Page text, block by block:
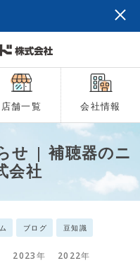
店舗一覧 会社情報
せ | 補聴器のニ
会社
ブログ 豆知識
2023年
2022年